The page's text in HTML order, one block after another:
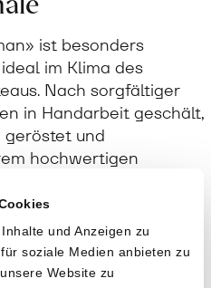
und Anzeigen zu
soziale Medien anbieten zu
Website zu
ist besonders
im Klima des
Nach sorgfältiger
in Handarbeit geschält,
geröstet und
hochwertigen
Herstellung garantiert
höchste
Zusätze, ganz natürlich.